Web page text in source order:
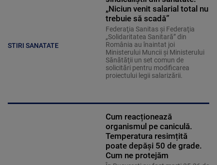
STIRI SANATATE
„Niciun venit salarial total nu
trebuie să scadă”
Federaţia Sanitas şi Federaţia
„Solidaritatea Sanitară” din
România au înaintat joi
Ministerului Muncii şi Ministerului
Sănătăţii un set comun de
solicitări pentru modificarea
proiectului legii salarizării.
Cum reacționează
organismul pe caniculă.
Temperatura resimțită
poate depăși 50 de grade.
Cum ne protejăm